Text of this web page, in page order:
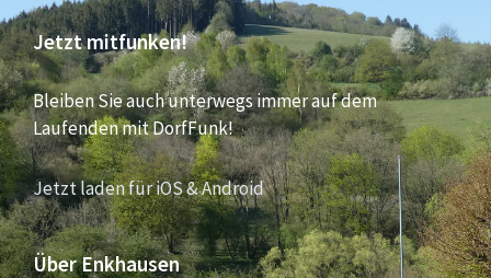
Jetzt mitfunken!
Bleiben Sie auch unterwegs immer auf dem
Laufenden mit DorfFunk!
Jetzt laden für iOS & Android
Über Enkhausen